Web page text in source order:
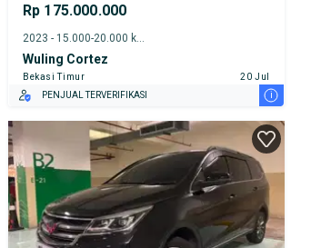
Rp 175.000.000
2023 - 15.000-20.000 km
Wuling Cortez
Bekasi Timur
20 Jul
PENJUAL TERVERIFIKASI
i